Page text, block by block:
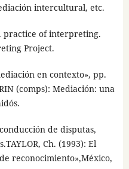
intercultural, etc.
practice of interpreting.
Project.
en contexto», pp.
(comps): Mediación: una
de disputas,
Ch. (1993): El
reconocimiento»,México,